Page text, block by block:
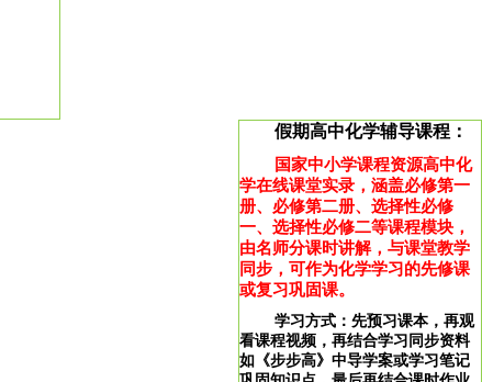
假期高中化学辅导课程：
国家中小学课程资源高中化
学在线课堂实录，涵盖必修第一
册、必修第二册、选择性必修
一、选择性必修二等课程模块，
由名师分课时讲解，与课堂教学
同步，可作为化学学习的先修课
或复习巩固课。
学习方式：先预习课本，再观
看课程视频，再结合学习同步资料
如《步步高》中导学案或学习笔记